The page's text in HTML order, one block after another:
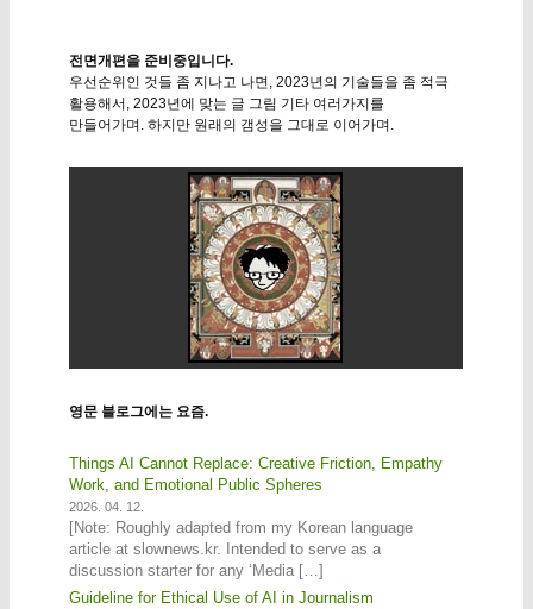
전면개편을 준비중입니다.
우선순위인 것들 좀 지나고 나면, 2023년의 기술들을 좀 적극
활용해서, 2023년에 맞는 글 그림 기타 여러가지를
만들어가며. 하지만 원래의 갬성을 그대로 이어가며.
영문 블로그에는 요즘.
Things AI Cannot Replace: Creative Friction, Empathy
Work, and Emotional Public Spheres
2026. 04. 12.
[Note: Roughly adapted from my Korean language
article at slownews.kr. Intended to serve as a
discussion starter for any ‘Media […]
Guideline for Ethical Use of AI in Journalism